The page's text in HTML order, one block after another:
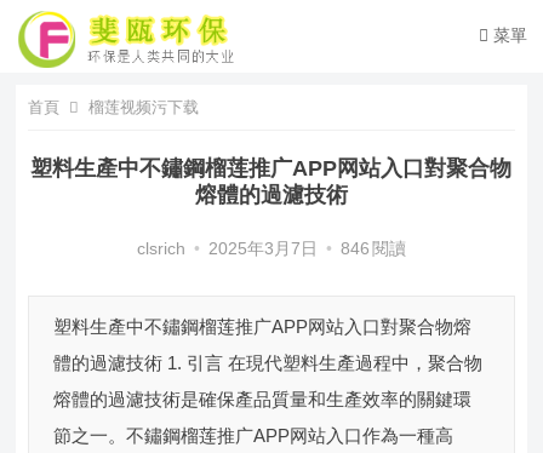
菜單
首頁 榴莲视频污下载
塑料生產中不鏽鋼榴莲推广APP网站入口對聚合物
熔體的過濾技術
clsrich • 2025年3月7日 • 846 閱讀
塑料生產中不鏽鋼榴莲推广APP网站入口對聚合物熔
體的過濾技術 1. 引言 在現代塑料生產過程中，聚合物
熔體的過濾技術是確保產品質量和生產效率的關鍵環
節之一。不鏽鋼榴莲推广APP网站入口作為一種高